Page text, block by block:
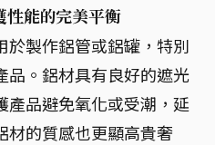
性能的完美平衡
於製作鋁管或鋁罐，特別
品。鋁材具有良好的遮光
產品避免氧化或受潮，延
材的質感也更顯高貴奢